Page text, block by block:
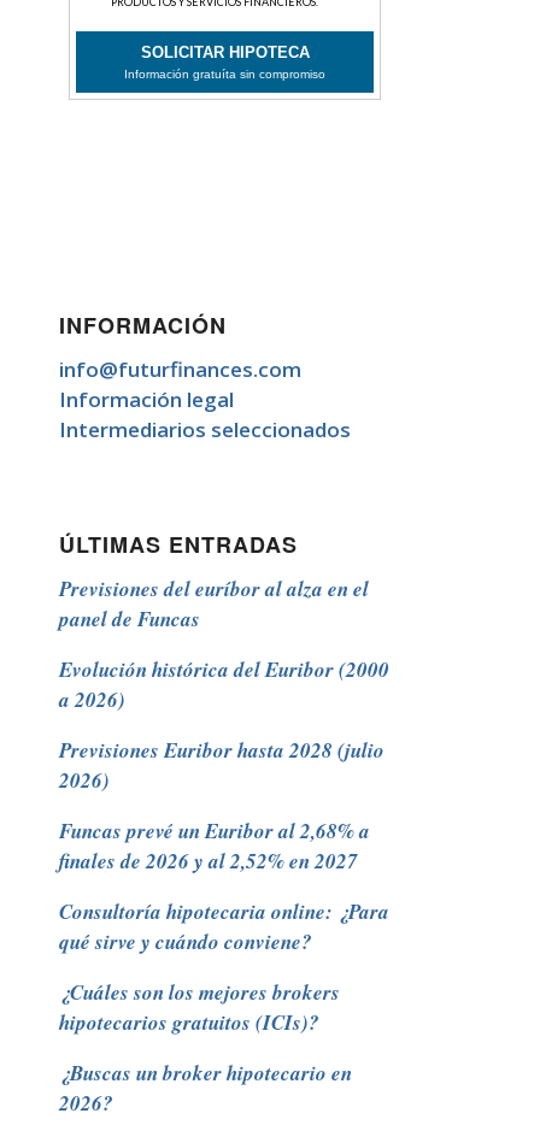
INFORMACIÓN
info@futurfinances.com
Información legal
Intermediarios seleccionados
ÚLTIMAS ENTRADAS
Previsiones del euríbor al alza en el
panel de Funcas
Evolución histórica del Euribor (2000
a 2026)
Previsiones Euribor hasta 2028 (julio
2026)
Funcas prevé un Euribor al 2,68% a
finales de 2026 y al 2,52% en 2027
Consultoría hipotecaria online: ¿Para
qué sirve y cuándo conviene?
¿Cuáles son los mejores brokers
hipotecarios gratuitos (ICIs)?
¿Buscas un broker hipotecario en
2026?